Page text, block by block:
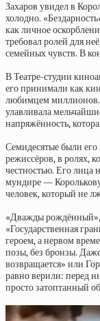
Захаров увидел в
холодно.
как личное
требовал ролей для
семейных чувств. В
В Театре-студии
его принимали как
любимцем миллионов.
улавливала
напряжённость,
Семидесятые были
режиссёров, в ролях,
честностью. Его лица
мундире —
человек, который не
«Дважды рождённый»,
«Государственная
героем, а нервом
позы, без бронзы.
возвращается» или
равно верили: перед
просто затоптанный